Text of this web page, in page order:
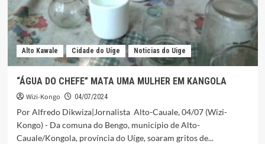
Alto Kawale Cidade do Uíge Noticias do Uige
“ÁGUA DO CHEFE” MATA UMA MULHER EM KANGOLA
Wizi-Kongo 04/07/2024
Por Alfredo Dikwiza|Jornalista Alto-Cauale, 04/07 (Wizi-
Kongo) - Da comuna do Bengo, município de Alto-
Cauale/Kongola, província do Uíge, soaram gritos de...